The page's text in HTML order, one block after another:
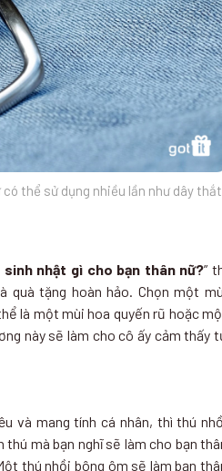
thể sử dụng nhiều lần như dây thắt
sinh nhật gì cho bạn thân nữ?”
quà tặng hoàn hảo. Chọn một
là một mùi hoa quyến rũ hoặc
này sẽ làm cho cô ấy cảm thấy
và mang tính cá nhân, thì thú
mà bạn nghĩ sẽ làm cho bạn
thú nhồi bông ôm sẽ làm bạn